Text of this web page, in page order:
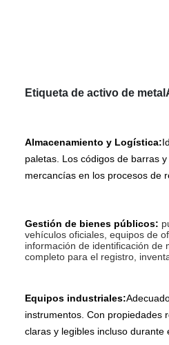
Etiqueta de activo de metal
Almacenamiento y Logística:
paletas. Los códigos de barras
mercancías en los procesos de
Gestión de bienes públicos:
vehículos oficiales, equipos de
información de identificación de
completo para el registro,
Equipos industriales:
instrumentos. Con propiedades
claras y legibles incluso durante